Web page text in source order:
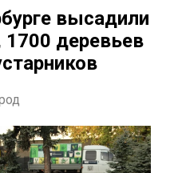
высадили
деревьев